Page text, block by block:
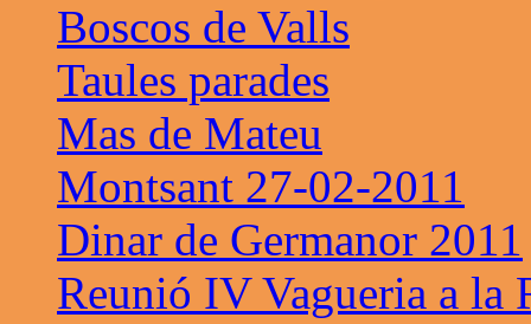
Boscos de Valls
Taules parades
Mas de Mateu
Montsant 27-02-2011
Dinar de Germanor 2011
Reunió IV Vagueria a la